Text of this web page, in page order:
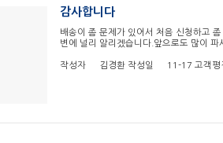
감사합니다
배송이 좀 문제가 있어서 처음 신청하고
변에 널리 알리겠습니다.앞으로도 많이
작성자 김경환 작성일 11-17 고객평